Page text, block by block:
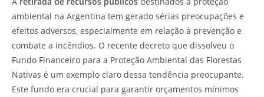
ambiental na Argentina tem gerado sérias preocupações e
efeitos adversos, especialmente em relação à prevenção e
combate a incêndios. O recente decreto que dissolveu o
Fundo Financeiro para a Proteção Ambiental das Florestas
Nativas é um exemplo claro dessa tendência preocupante.
Este fundo era crucial para garantir orçamentos mínimos